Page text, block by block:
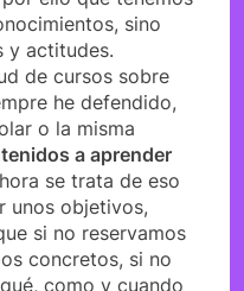
sino
y actitudes.
de cursos sobre
he defendido,
o la misma
a aprender
se trata de eso
unos objetivos,
si no reservamos
concretos, si no
como y cuando